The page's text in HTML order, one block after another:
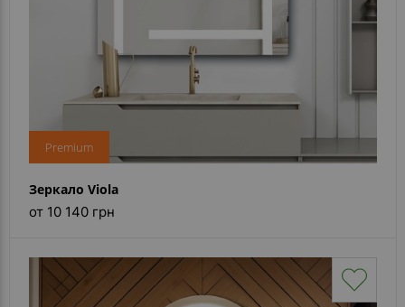
Premium
Зеркало Viola
от 10 140 грн